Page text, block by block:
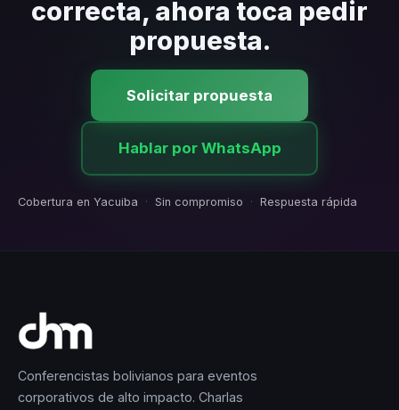
correcta, ahora toca pedir
propuesta.
Solicitar propuesta
Hablar por WhatsApp
Cobertura en Yacuiba · Sin compromiso · Respuesta rápida
Conferencistas bolivianos para eventos
corporativos de alto impacto. Charlas